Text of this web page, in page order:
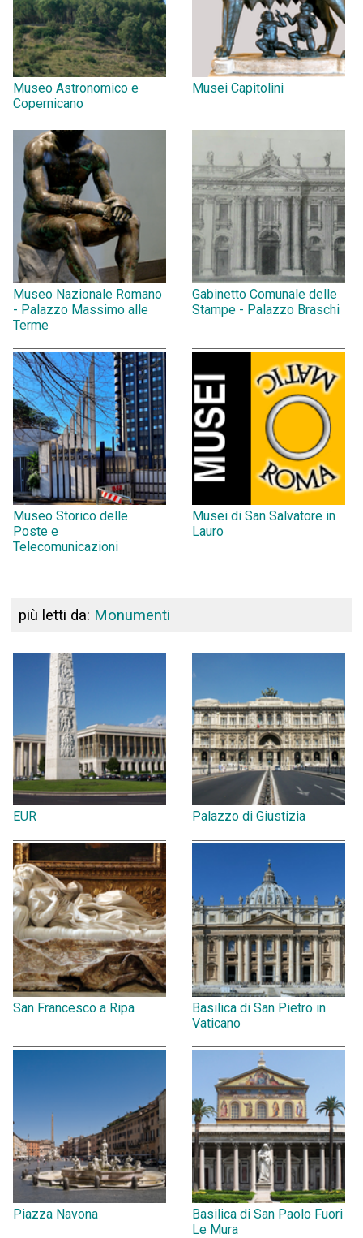
Museo Astronomico e
Copernicano
Musei Capitolini
Museo Nazionale Romano
- Palazzo Massimo alle
Terme
Gabinetto Comunale delle
Stampe - Palazzo Braschi
Museo Storico delle
Poste e
Telecomunicazioni
Musei di San Salvatore in
Lauro
più letti da: Monumenti
EUR Palazzo di Giustizia
San Francesco a Ripa
Basilica di San Pietro in
Vaticano
Piazza Navona
Basilica di San Paolo Fuori
Le Mura